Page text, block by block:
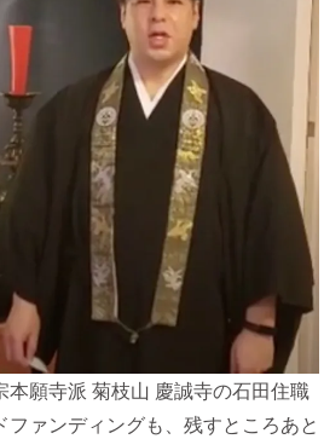
願寺派 菊枝山 慶誠寺の石田住職
ァンディングも、残すところあと